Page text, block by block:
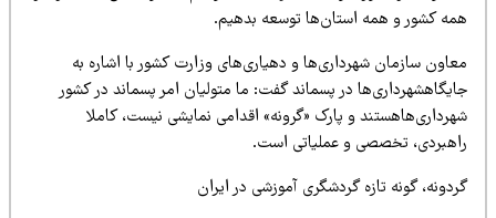
توسعه بدهیم.
ی‌هاو دهیاری‌هایوزارت کشوربا اشاره به
در پسماند گفت: ما متولیانامر پسماند در کشور
پارک «گرونه» اقدامینمایش ینیست، کاملا
و عملیاتیاست.
یآموزشی در ایران